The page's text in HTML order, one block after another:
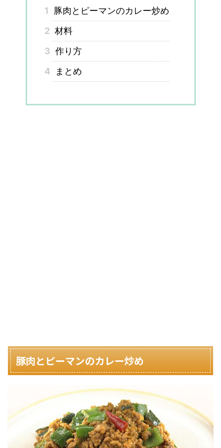
1
豚肉とピーマンのカレー炒め
2 材料
3 作り方
4
まとめ
豚肉とピーマンのカレー炒め